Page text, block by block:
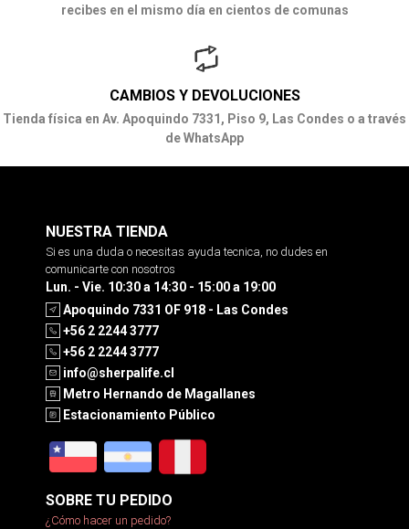
recibes en el mismo día en cientos de comunas
CAMBIOS Y DEVOLUCIONES
Tienda física en Av. Apoquindo 7331, Piso 9, Las Condes o a través
de WhatsApp
NUESTRA TIENDA
Si es una duda o necesitas ayuda tecnica, no dudes en
comunicarte con nosotros
Lun. - Vie. 10:30 a 14:30 - 15:00 a 19:00
Apoquindo 7331 OF 918 - Las Condes
+56 2 2244 3777
+56 2 2244 3777
info@sherpalife.cl
Metro Hernando de Magallanes
Estacionamiento Público
SOBRE TU PEDIDO
¿Cómo hacer un pedido?